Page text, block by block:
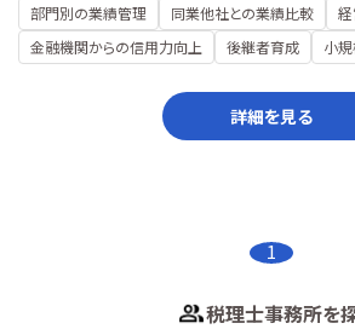
部門別の業績管理
同業他社との業績比較
金融機関からの信用力向上
後継者育成 小
詳細を見る
1
税理士事務所を